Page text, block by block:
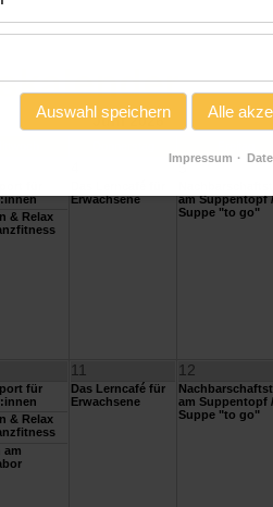
Juni 2026
& Relax
Erwachsene
5
am Suppentopf /
Suppe "to go"
für
& Relax
am
11
Das Lerncafé für
Erwachsene
12
am Suppentopf /
Suppe "to go"
Auswahl speichern Alle
Impressum